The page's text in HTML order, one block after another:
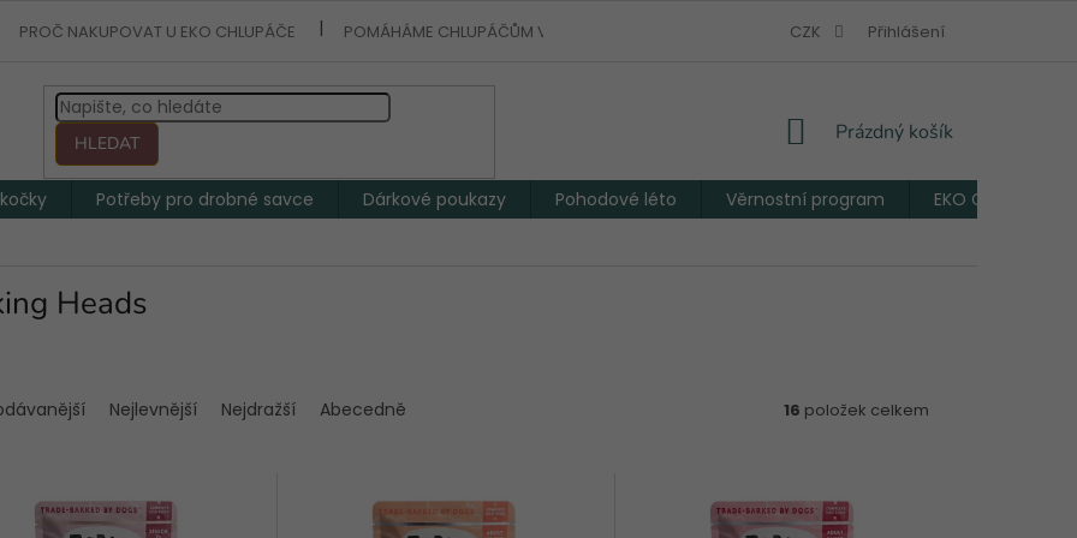
PROČ NAKUPOVAT U EKO CHLUPÁČE POMÁHÁME CHLUPÁČŮM V NOUZI JAK VZNIKL EKO CHLUPÁČ VĚRNOSTNÍ PROGRAM
CZK Přihlášení
HLEDAT
NÁKUPNÍ
Prázdný košík
Potřeby pro drobné savce Dárkové poukazy Pohodové léto Věrnostní program
EKO Chlupáčův
Heads
Nejlevnější Nejdražší Abecedně 16 položek celkem